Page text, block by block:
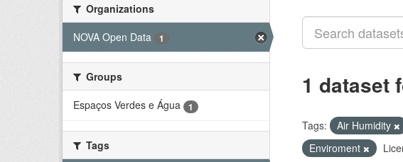
Organizations
NOVA Open Data
1
Groups
Espaços Verdes e Água
1
Tags
1 dataset
Tags: Air Humidity
Enviroment